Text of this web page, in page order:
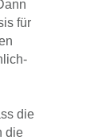
für
die
die